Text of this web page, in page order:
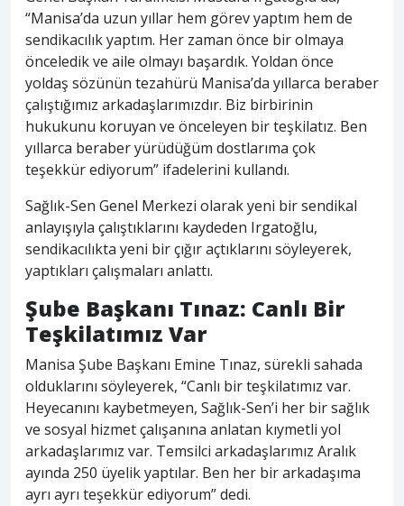
“Manisa’da uzun yıllar hem görev yaptım hem de
sendikacılık yaptım. Her zaman önce bir olmaya
önceledik ve aile olmayı başardık. Yoldan önce
yoldaş sözünün tezahürü Manisa’da yıllarca beraber
çalıştığımız arkadaşlarımızdır. Biz birbirinin
hukukunu koruyan ve önceleyen bir teşkilatız. Ben
yıllarca beraber yürüdüğüm dostlarıma çok
teşekkür ediyorum” ifadelerini kullandı.
Sağlık-Sen Genel Merkezi olarak yeni bir sendikal
anlayışıyla çalıştıklarını kaydeden Irgatoğlu,
sendikacılıkta yeni bir çığır açtıklarını söyleyerek,
yaptıkları çalışmaları anlattı.
Şube Başkanı Tınaz: Canlı Bir
Teşkilatımız Var
Manisa Şube Başkanı Emine Tınaz, sürekli sahada
olduklarını söyleyerek, “Canlı bir teşkilatımız var.
Heyecanını kaybetmeyen, Sağlık-Sen’i her bir sağlık
ve sosyal hizmet çalışanına anlatan kıymetli yol
arkadaşlarımız var. Temsilci arkadaşlarımız Aralık
ayında 250 üyelik yaptılar. Ben her bir arkadaşıma
ayrı ayrı teşekkür ediyorum” dedi.